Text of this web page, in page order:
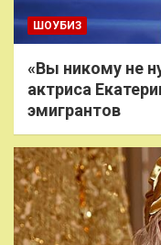
ШОУБИЗ
«Вы никому не
актриса
эмигрантов